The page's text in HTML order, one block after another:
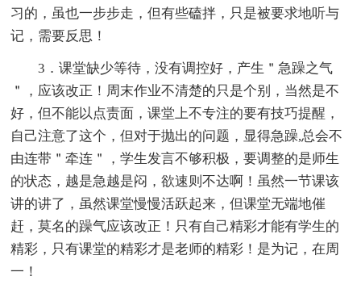
习的，虽也一步步走，但有些磕拌，只是被要求地听与
记，需要反思！
3．课堂缺少等待，没有调控好，产生＂急躁之气
＂，应该改正！周末作业不清楚的只是个别，当然是不
好，但不能以点责面，课堂上不专注的要有技巧提醒，
自己注意了这个，但对于抛出的问题，显得急躁,总会不
由连带＂牵连＂，学生发言不够积极，要调整的是师生
的状态，越是急越是闷，欲速则不达啊！虽然一节课该
讲的讲了，虽然课堂慢慢活跃起来，但课堂无端地催
赶，莫名的躁气应该改正！只有自己精彩才能有学生的
精彩，只有课堂的精彩才是老师的精彩！是为记，在周
一！